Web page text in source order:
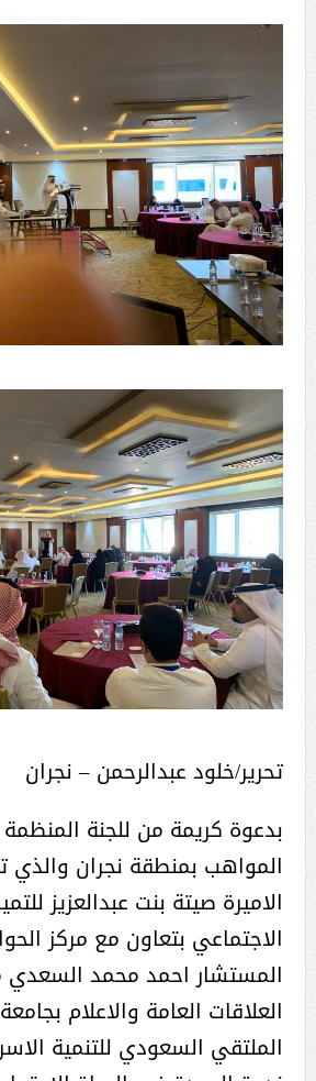
تحرير/خلود عبدالرحمن – نجران
بدعوة كريمة من للجنة
المواهب بمنطقة نجران والذي
الاميرة صيتة بنت عبدالعزيز
الاجتماعي بتعاون مع مركز
المستشار احمد محمد السعدي
العلاقات العامة والاعلام
الملتقي السعودي للتنمية